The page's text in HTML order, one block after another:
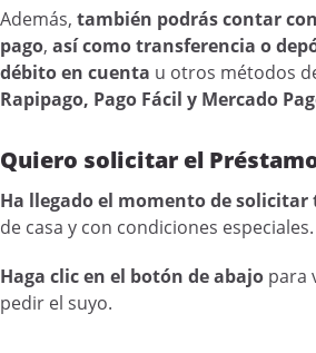
Además, también podrás contar
pago, así como transferencia o
débito en cuenta u otros métodos
Rapipago, Pago Fácil y Mercado
Quiero solicitar el
Ha llegado el momento de
de casa y con condiciones especiales.
Haga clic en el botón de abajo para
pedir el suyo.